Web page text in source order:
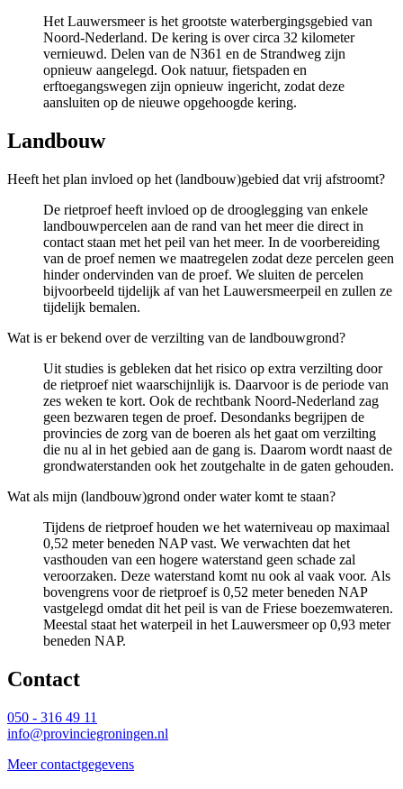
Het Lauwersmeer is het grootste waterbergingsgebied van
Noord-Nederland. De kering is over circa 32 kilometer
vernieuwd. Delen van de N361 en de Strandweg zijn
opnieuw aangelegd. Ook natuur, fietspaden en
erftoegangswegen zijn opnieuw ingericht, zodat deze
aansluiten op de nieuwe opgehoogde kering.
Landbouw
Heeft het plan invloed op het (landbouw)gebied dat vrij afstroomt?
De rietproef heeft invloed op de drooglegging van enkele
landbouwpercelen aan de rand van het meer die direct in
contact staan met het peil van het meer. In de voorbereiding
van de proef nemen we maatregelen zodat deze percelen geen
hinder ondervinden van de proef. We sluiten de percelen
bijvoorbeeld tijdelijk af van het Lauwersmeerpeil en zullen ze
tijdelijk bemalen.
Wat is er bekend over de verzilting van de landbouwgrond?
Uit studies is gebleken dat het risico op extra verzilting door
de rietproef niet waarschijnlijk is. Daarvoor is de periode van
zes weken te kort. Ook de rechtbank Noord-Nederland zag
geen bezwaren tegen de proef. Desondanks begrijpen de
provincies de zorg van de boeren als het gaat om verzilting
die nu al in het gebied aan de gang is. Daarom wordt naast de
grondwaterstanden ook het zoutgehalte in de gaten gehouden.
Wat als mijn (landbouw)grond onder water komt te staan?
Tijdens de rietproef houden we het waterniveau op maximaal
0,52 meter beneden NAP vast. We verwachten dat het
vasthouden van een hogere waterstand geen schade zal
veroorzaken. Deze waterstand komt nu ook al vaak voor. Als
bovengrens voor de rietproef is 0,52 meter beneden NAP
vastgelegd omdat dit het peil is van de Friese boezemwateren.
Meestal staat het waterpeil in het Lauwersmeer op 0,93 meter
beneden NAP.
Contact
050 - 316 49 11
info@provinciegroningen.nl
Meer contactgegevens